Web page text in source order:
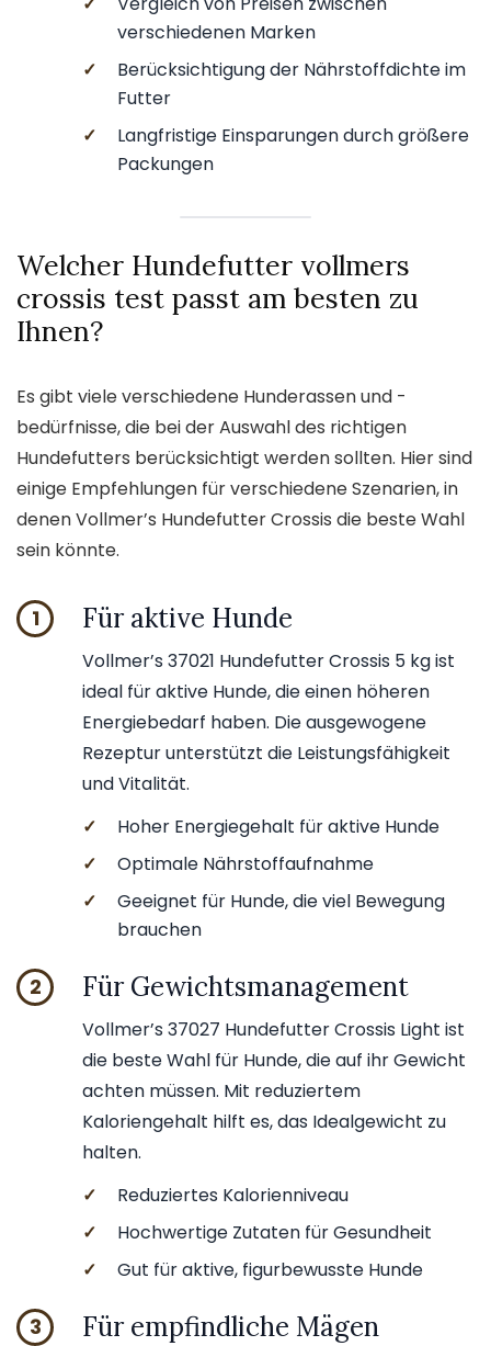
verschiedenen Marken
✓
Berücksichtigung der Nährstoffdichte im
Futter
✓
Langfristige Einsparungen durch größere
Packungen
Welcher Hundefutter vollmers
crossis test passt am besten zu
Ihnen?
Es gibt viele verschiedene Hunderassen und -
bedürfnisse, die bei der Auswahl des richtigen
Hundefutters berücksichtigt werden sollten. Hier sind
einige Empfehlungen für verschiedene Szenarien, in
denen Vollmer’s Hundefutter Crossis die beste Wahl
sein könnte.
1 Für aktive Hunde
Vollmer’s 37021 Hundefutter Crossis 5 kg ist
ideal für aktive Hunde, die einen höheren
Energiebedarf haben. Die ausgewogene
Rezeptur unterstützt die Leistungsfähigkeit
und Vitalität.
✓
Hoher Energiegehalt für aktive Hunde
✓
Optimale Nährstoffaufnahme
✓
Geeignet für Hunde, die viel Bewegung
brauchen
2 Für Gewichtsmanagement
Vollmer’s 37027 Hundefutter Crossis Light ist
die beste Wahl für Hunde, die auf ihr Gewicht
achten müssen. Mit reduziertem
Kaloriengehalt hilft es, das Idealgewicht zu
halten.
✓
Reduziertes Kalorienniveau
✓
Hochwertige Zutaten für Gesundheit
✓
Gut für aktive, figurbewusste Hunde
3 Für empfindliche Mägen